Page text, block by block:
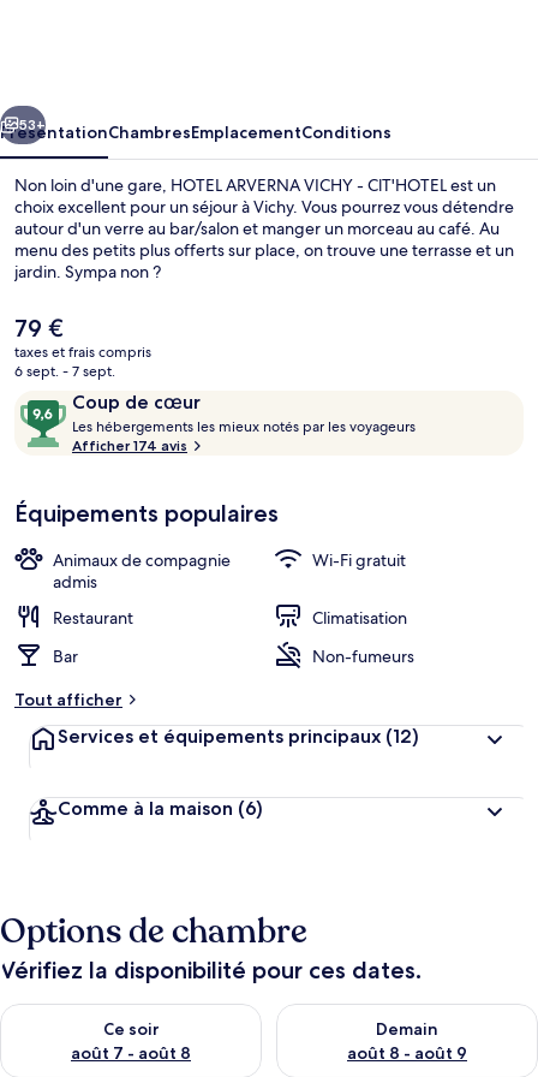
ClT'HOTEL
Suivant
53+
PrésentationChambresEmplacementConditions
Non loin d'une gare, HOTEL ARVERNA VICHY - ClT'HOTEL est un
choix excellent pour un séjour à Vichy. Vous pourrez vous détendre
autour d'un verre au bar/salon et manger un morceau au café. Au
menu des petits plus offerts sur place, on trouve une terrasse et un
jardin. Sympa non ?
Le
prix
actuel
de
79 €.
79 €
taxes et frais compris
6 sept. - 7 sept.
Avis
voyageurs
Coup de cœur
9,6
sur
10,
cœur
Les hébergements les mieux notés par les voyageurs
t
l
n
o
t
Afficher 174 avis
Équipements populaires
Animaux de compagnie
admis
Wi-Fi gratuit
Restaurant
Climatisation
Bar
Non-fumeurs
Tout afficher
Services et équipements principaux (12)
Comme à la maison (6)
Options de chambre
Vérifiez la disponibilité pour ces dates.
Ce soir
août 7 - août 8
Vérifier la disponibilité pour ce soir août 7 - août 8
Demain
août 8 - août 9
Vérifier la disponibilité pour